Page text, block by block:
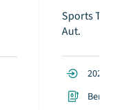
Sports
Aut.
2021